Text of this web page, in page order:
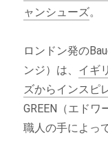
ャンシューズ。
ロンドン発の
ンジ）は、 イギ
ズからインスピ
GREEN（エド
職人の手によっ